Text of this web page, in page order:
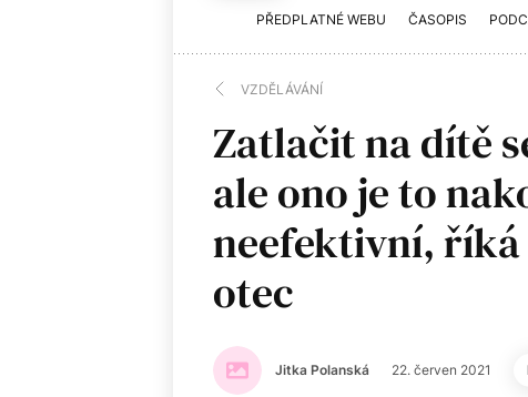
PŘEDPLATNÉ WEBU ČASOPIS
VZDĚLÁVÁNÍ
Zatlačit na dítě
ale ono je to
neefektivní,
otec
Jitka Polanská 22. červen 2021